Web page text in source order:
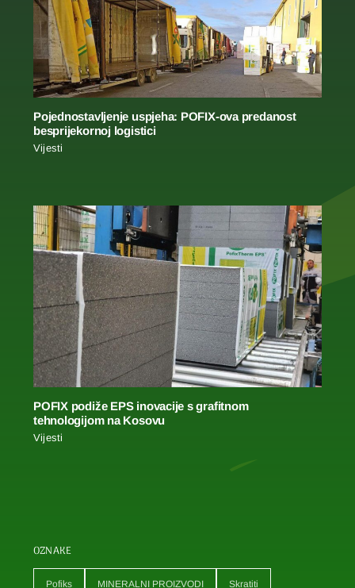
Pojednostavljenje uspjeha: POFIX-ova predanost
besprijekornoj logistici
Vijesti
POFIX podiže EPS inovacije s grafitnom
tehnologijom na Kosovu
Vijesti
OZNAKE
Pofiks MINERALNI PROIZVODI Skratiti